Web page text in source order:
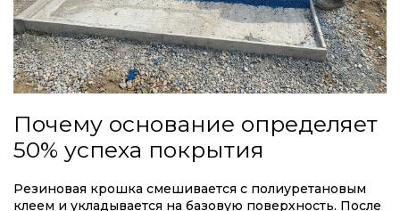
Почему основание определяет
50% успеха покрытия
Резиновая крошка смешивается с полиуретановым
клеем и укладывается на базовую поверхность. После